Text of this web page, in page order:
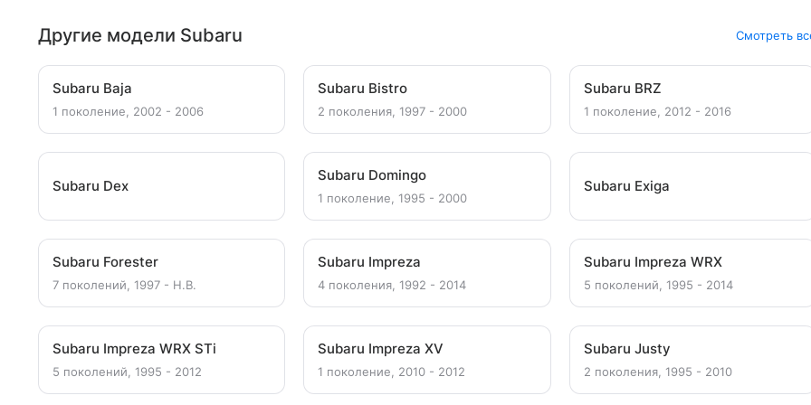
Другие модели Subaru Смотреть
Subaru Baja
1 поколение, 2002 - 2006
Subaru Bistro
2 поколения, 1997 - 2000
Subaru BRZ
1 поколение, 2012 - 2016
Subaru Dex
Subaru Domingo
1 поколение, 1995 - 2000
Subaru Exiga
Subaru Forester
7 поколений, 1997 - Н.В.
Subaru Impreza
4 поколения, 1992 - 2014
Subaru Impreza WRX
5 поколений, 1995 - 2014
Subaru Impreza WRX STi
5 поколений, 1995 - 2012
Subaru Impreza XV
1 поколение, 2010 - 2012
Subaru Justy
2 поколения, 1995 - 2010